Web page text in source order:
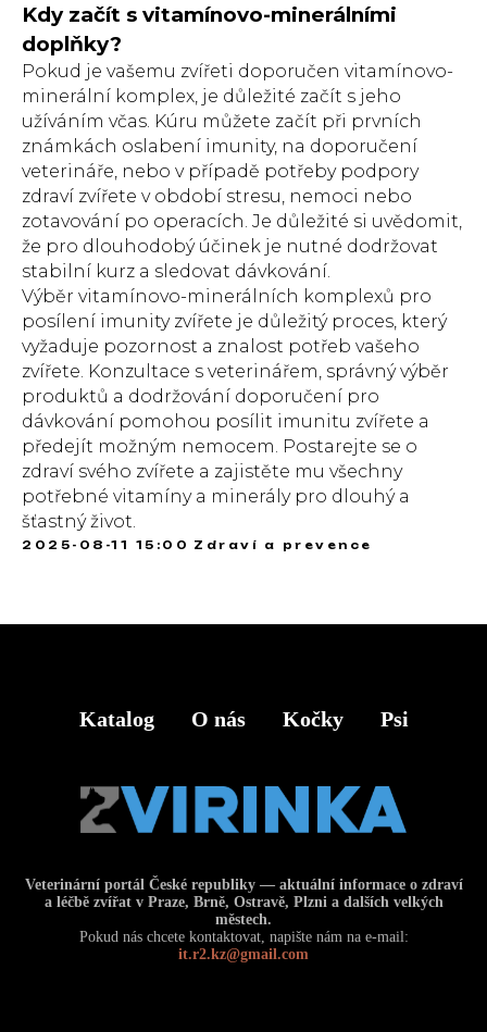
Kdy začít s vitamínovo-minerálními
doplňky?
Pokud je vašemu zvířeti doporučen vitamínovo-
minerální komplex, je důležité začít s jeho
užíváním včas. Kúru můžete začít při prvních
známkách oslabení imunity, na doporučení
veterináře, nebo v případě potřeby podpory
zdraví zvířete v období stresu, nemoci nebo
zotavování po operacích. Je důležité si uvědomit,
že pro dlouhodobý účinek je nutné dodržovat
stabilní kurz a sledovat dávkování.
Výběr vitamínovo-minerálních komplexů pro
posílení imunity zvířete je důležitý proces, který
vyžaduje pozornost a znalost potřeb vašeho
zvířete. Konzultace s veterinářem, správný výběr
produktů a dodržování doporučení pro
dávkování pomohou posílit imunitu zvířete a
předejít možným nemocem. Postarejte se o
zdraví svého zvířete a zajistěte mu všechny
potřebné vitamíny a minerály pro dlouhý a
šťastný život.
2025-08-11 15:00 Zdraví a prevence
Katalog O nás Kočky Psi
Veterinární portál České republiky — aktuální informace o zdraví
a léčbě zvířat v Praze, Brně, Ostravě, Plzni a dalších velkých
městech.
Pokud nás chcete kontaktovat, napište nám na e-mail:
it.r2.kz@gmail.com